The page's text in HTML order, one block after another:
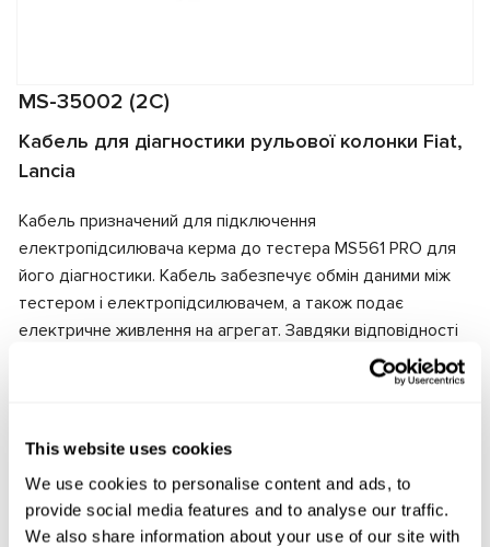
This website uses cookies
We use cookies to personalise content and ads, to
provide social media features and to analyse our traffic.
We also share information about your use of our site with
MS-35002 (2C)
Кабель для діагностики рульової колонки Fiat,
Lancia
Кабель призначений для підключення
електропідсилювача керма до тестера MS561 PRO для
його діагностики. Кабель забезпечує обмін даними між
тестером і електропідсилювачем, а також подає
електричне живлення на агрегат. Завдяки відповідності
роз'ємів кабеля та електропідсилювача забезпечується
Запит ціни